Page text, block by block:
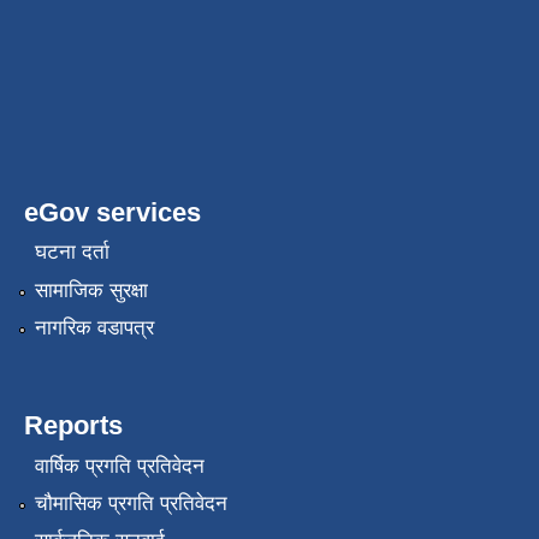
eGov services
घटना दर्ता
सामाजिक सुरक्षा
नागरिक वडापत्र
Reports
वार्षिक प्रगति प्रतिवेदन
चौमासिक प्रगति प्रतिवेदन